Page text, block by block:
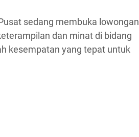
sedang membuka lowongan
dan minat di bidang
kesempatan yang tepat untuk